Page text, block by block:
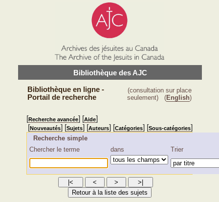
Bibliothèque des AJC
Bibliothèque en ligne -
Portail de recherche
(consultation sur place
seulement) (English)
[Recherche avancée] [Aide]
[Nouveautés] [Sujets] [Auteurs] [Catégories] [Sous-catégories]
Recherche simple
Chercher le terme
dans Trier